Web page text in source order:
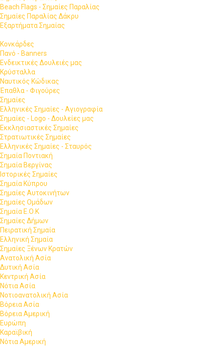
Beach Flags - Σημαίες Παραλίας
Σημαίες Παραλίας Δάκρυ
Εξαρτήματα Σημαίας
Κονκάρδες
Πανό - Banners
Ενδεικτικές Δουλειές μας
Κρύσταλλα
Ναυτικός Κώδικας
Έπαθλα - Φιγούρες
Σημαίες
Ελληνικές Σημαίες - Αγιογραφία
Σημαίες - Logo - Δουλείες μας
Εκκλησιαστικές Σημαίες
Στρατιωτικές Σημαίες
Ελληνικές Σημαίες - Σταυρός
Σημαία Ποντιακή
Σημαία Βεργίνας
Ιστορικές Σημαίες
Σημαία Κύπρου
Σημαίες Αυτοκινήτων
Σημαίες Ομάδων
Σημαία Ε.Ο.Κ
Σημαίες Δήμων
Πειρατική Σημαία
Ελληνική Σημαία
Σημαίες Ξένων Κρατών
Ανατολική Ασία
Δυτική Ασία
Κεντρική Ασία
Νότια Ασία
Νοτιοανατολική Ασία
Βόρεια Ασία
Βόρεια Αμερική
Ευρώπη
Καραϊβική
Νότια Αμερική